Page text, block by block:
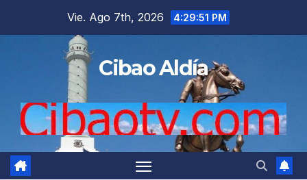
Vie. Ago 7th, 2026 4:29:52 PM
Cibao Aldía